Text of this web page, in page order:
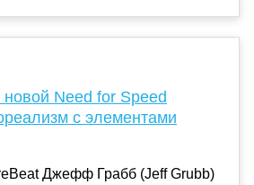
Need for Speed
с элементами
Джефф Грабб (Jeff Grubb)